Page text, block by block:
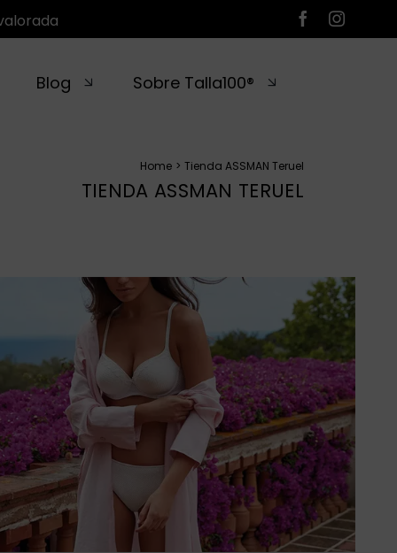
Blog Sobre Talla100®
Home Tienda ASSMAN Teruel
TIENDA ASSMAN TERUEL